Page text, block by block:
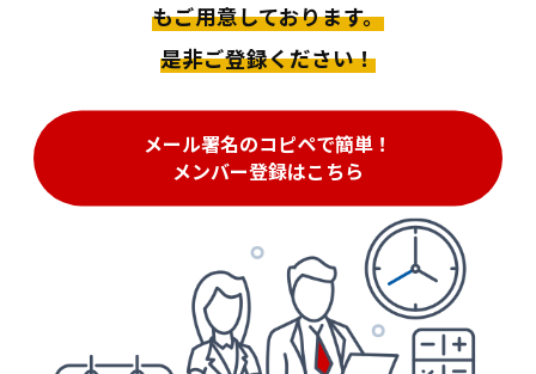
もご用意しております。
是非ご登録ください！
メール署名のコピペで簡単！
メンバー登録はこちら